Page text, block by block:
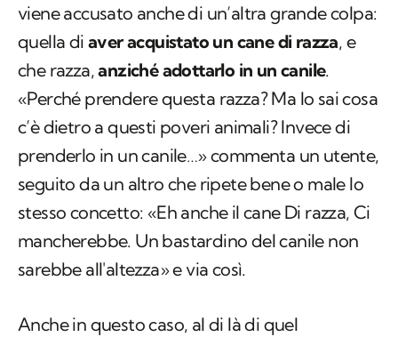
viene accusato anche di un’altra grande colpa:
quella diaver acquistato un cane di razza, e
che razza,anziché adottarlo in un canile.
«Perché prendere questa razza? Ma lo sai cosa
c’è dietro a questi poveri animali? Invece di
prenderlo in un canile…» commenta un utente,
seguito da un altro che ripete bene o male lo
stesso concetto: «Eh anche il cane Di razza, Ci
mancherebbe. Un bastardino del canile non
sarebbe all'altezza» e via così.
Anche in questo caso, al di là di quel